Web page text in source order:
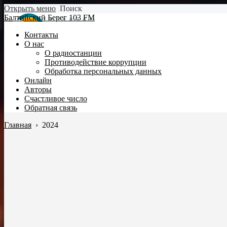
Открыть меню Поиск
Балтийский Берег 103 FM
Контакты
О нас
О радиостанции
Противодействие коррупции
Обработка персональных данных
Онлайн
Авторы
Счастливое число
Обратная связь
Главная › 2024